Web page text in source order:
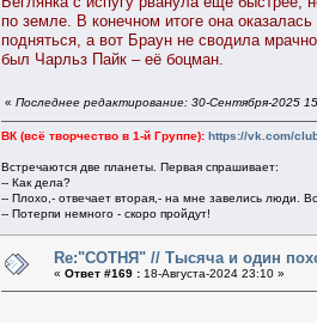
по земле. В конечном итоге она
подняться, а вот Браун не сводила
был Чарльз Пайк – её боцман.
« Последнее редактирование: 30-Сентября-2025
ВК (всё творчество в 1-й Группе): https://vk.com/
Встречаются две планеты. Первая спрашивает:
-- Как дела?
-- Плохо,- отвечает вторая,- на мне завелись люди.
-- Потерпи немного - скоро пройдут!
Re:"СОТНЯ" // Тысяча и один
« Ответ #169 : 18-Августа-2024 23:10 »